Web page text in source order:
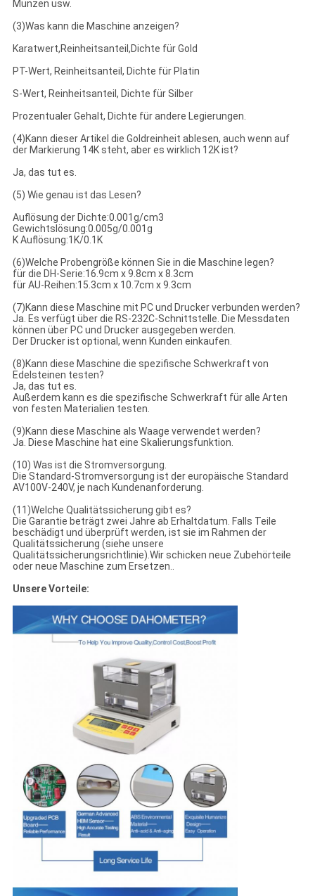
Münzen usw.
(3)Was kann die Maschine anzeigen?
Karatwert,Reinheitsanteil,Dichte für Gold
PT-Wert, Reinheitsanteil, Dichte für Platin
S-Wert, Reinheitsanteil, Dichte für Silber
Prozentualer Gehalt, Dichte für andere Legierungen.
(4)Kann dieser Artikel die Goldreinheit ablesen, auch wenn auf
der Markierung 14K steht, aber es wirklich 12K ist?
Ja, das tut es.
(5) Wie genau ist das Lesen?
Auflösung der Dichte:0.001g/cm3
Gewichtslösung:0.005g/0.001g
K Auflösung:1K/0.1K
(6)Welche Probengröße können Sie in die Maschine legen?
für die DH-Serie:16.9cm x 9.8cm x 8.3cm
für AU-Reihen:15.3cm x 10.7cm x 9.3cm
(7)Kann diese Maschine mit PC und Drucker verbunden werden?
Ja. Es verfügt über die RS-232C-Schnittstelle. Die Messdaten
können über PC und Drucker ausgegeben werden.
Der Drucker ist optional, wenn Kunden einkaufen.
(8)Kann diese Maschine die spezifische Schwerkraft von
Edelsteinen testen?
Ja, das tut es.
Außerdem kann es die spezifische Schwerkraft für alle Arten
von festen Materialien testen.
(9)Kann diese Maschine als Waage verwendet werden?
Ja. Diese Maschine hat eine Skalierungsfunktion.
(10) Was ist die Stromversorgung.
Die Standard-Stromversorgung ist der europäische Standard
AV100V-240V, je nach Kundenanforderung.
(11)Welche Qualitätssicherung gibt es?
Die Garantie beträgt zwei Jahre ab Erhaltdatum. Falls Teile
beschädigt und überprüft werden, ist sie im Rahmen der
Qualitätssicherung (siehe unsere
Qualitätssicherungsrichtlinie).Wir schicken neue Zubehörteile
oder neue Maschine zum Ersetzen..
Unsere Vorteile: